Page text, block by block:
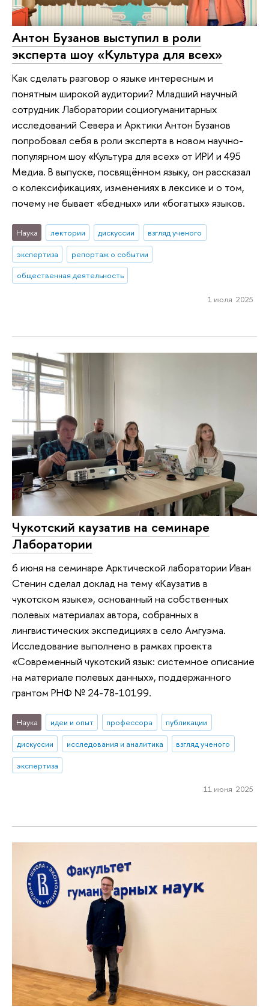
Антон Бузанов выступил в роли
эксперта шоу «Культура для всех»
Как сделать разговор о языке интересным и
понятным широкой аудитории? Младший научный
сотрудник Лаборатории социогуманитарных
исследований Севера и Арктики Антон Бузанов
попробовал себя в роли эксперта в новом научно-
популярном шоу «Культура для всех» от ИРИ и 495
Медиа. В выпуске, посвящённом языку, он рассказал
о колексификациях, изменениях в лексике и о том,
почему не бывает «бедных» или «богатых» языков.
Наука лектории дискуссии
взгляд ученого
экспертиза
репортаж о событии
общественная деятельность
1 июля 2025
Чукотский каузатив на семинаре
Лаборатории
6 июня на семинаре Арктической лаборатории Иван
Стенин сделал доклад на тему «Каузатив в
чукотском языке», основанный на собственных
полевых материалах автора, собранных в
лингвистических экспедициях в село Амгуэма.
Исследование выполнено в рамках проекта
«Современный чукотский язык: системное описание
на материале полевых данных», поддержанного
грантом РНФ № 24-78-10199.
Наука идеи и опыт профессора
публикации
дискуссии
исследования и аналитика
взгляд ученого
экспертиза
11 июня 2025